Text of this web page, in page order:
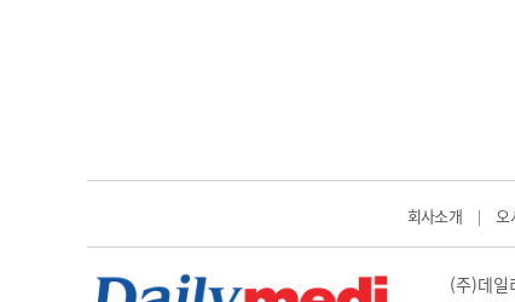
회사소개 | 오
(주)데